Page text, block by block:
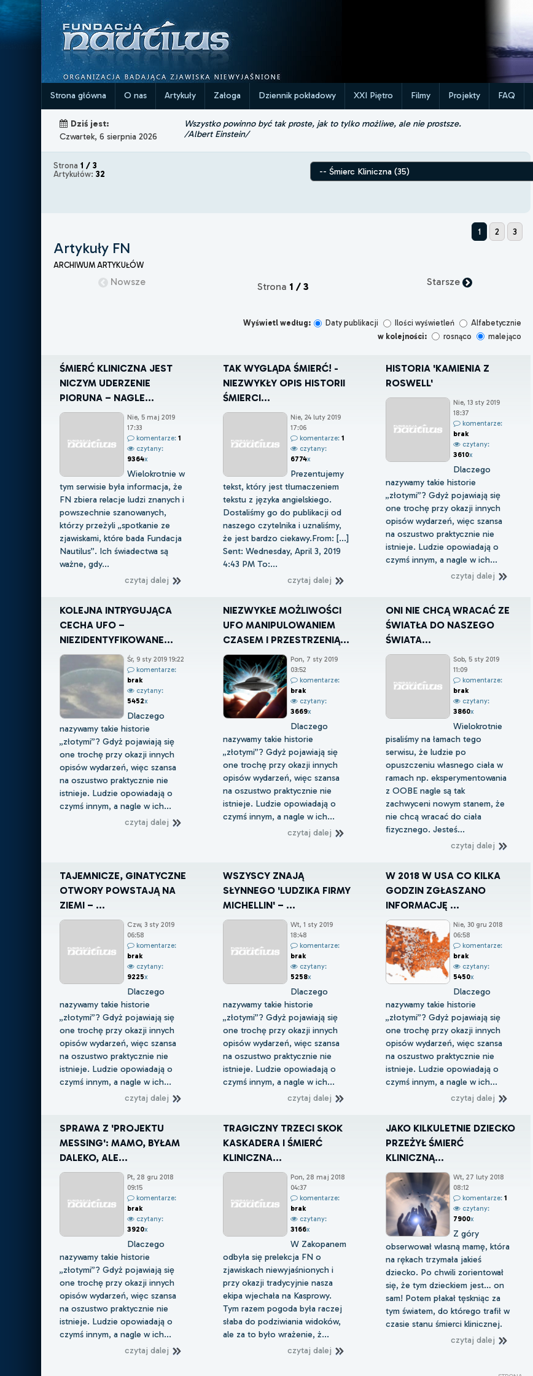
Strona główna O nas Artykuły Załoga Dziennik pokładowy XXI Piętro Filmy Projekty FAQ
Dziś jest:
Czwartek, 6 sierpnia 2026
Wszystko powinno być tak proste, jak to tylko możliwe, ale nie prostsze.
/Albert Einstein/
Strona1 / 3
Artykułów:32
Artykuły FN
ARCHIWUM ARTYKUŁÓW
1 2 3
Nowsze Strona 1 / 3 Starsze
Wyświetl według: Daty publikacji Ilości wyświetleń
Alfabetycznie
w kolejności:
rosnąco malejąco
ŚMIERĆ KLINICZNA JEST
NICZYM UDERZENIE
PIORUNA – NAGLE...
Nie, 5 maj 2019
17:33
komentarze:1
czytany:
9364x
Wielokrotnie w
tym serwisie była informacja, że
FN zbiera relacje ludzi znanych i
powszechnie szanowanych,
którzy przeżyli „spotkanie ze
zjawiskami, które bada Fundacja
Nautilus”. Ich świadectwa są
ważne, gdy...
czytaj dalej
TAK WYGLĄDA ŚMIERĆ! -
NIEZWYKŁY OPIS HISTORII
ŚMIERCI...
Nie, 24 luty 2019
17:06
komentarze: 1
czytany:
6774x
Prezentujemy
tekst, który jest tłumaczeniem
tekstu z języka angielskiego.
Dostaliśmy go do publikacji od
naszego czytelnika i uznaliśmy,
że jest bardzo ciekawy.From: [...]
Sent: Wednesday, April 3, 2019
4:43 PM To:...
czytaj dalej
HISTORIA 'KAMIENIA Z
ROSWELL'
Nie, 13 sty 2019
18:37
komentarze:
brak
czytany:
3610x
Dlaczego
nazywamy takie historie
„złotymi”? Gdyż pojawiają się
one trochę przy okazji innych
opisów wydarzeń, więc szansa
na oszustwo praktycznie nie
istnieje. Ludzie opowiadają o
czymś innym, a nagle w ich...
czytaj dalej
KOLEJNA INTRYGUJĄCA
CECHA UFO –
NIEZIDENTYFIKOWANE...
Śr, 9 sty 2019 19:22
komentarze:
brak
czytany:
5452x
Dlaczego
nazywamy takie historie
„złotymi”? Gdyż pojawiają się
one trochę przy okazji innych
opisów wydarzeń, więc szansa
na oszustwo praktycznie nie
istnieje. Ludzie opowiadają o
czymś innym, a nagle w ich...
czytaj dalej
NIEZWYKŁE MOŻLIWOŚCI
UFO MANIPULOWANIEM
CZASEM I PRZESTRZENIĄ...
Pon, 7 sty 2019
03:52
komentarze:
brak
czytany:
3669x
Dlaczego
nazywamy takie historie
„złotymi”? Gdyż pojawiają się
one trochę przy okazji innych
opisów wydarzeń, więc szansa
na oszustwo praktycznie nie
istnieje. Ludzie opowiadają o
czymś innym, a nagle w ich...
czytaj dalej
ONI NIE CHCĄ WRACAĆ ZE
ŚWIATŁA DO NASZEGO
ŚWIATA...
Sob, 5 sty 2019
11:09
komentarze:
brak
czytany:
3860x
Wielokrotnie
pisaliśmy na łamach tego
serwisu, że ludzie po
opuszczeniu własnego ciała w
ramach np. eksperymentowania
z OOBE nagle są tak
zachwyceni nowym stanem, że
nie chcą wracać do ciała
fizycznego. Jesteś...
czytaj dalej
TAJEMNICZE, GINATYCZNE
OTWORY POWSTAJĄ NA
ZIEMI – ...
Czw, 3 sty 2019
06:58
komentarze:
brak
czytany:
9225x
Dlaczego
nazywamy takie historie
„złotymi”? Gdyż pojawiają się
one trochę przy okazji innych
opisów wydarzeń, więc szansa
na oszustwo praktycznie nie
istnieje. Ludzie opowiadają o
czymś innym, a nagle w ich...
czytaj dalej
WSZYSCY ZNAJĄ
SŁYNNEGO 'LUDZIKA FIRMY
MICHELLIN' – ...
Wt, 1 sty 2019
18:48
komentarze:
brak
czytany:
5258x
Dlaczego
nazywamy takie historie
„złotymi”? Gdyż pojawiają się
one trochę przy okazji innych
opisów wydarzeń, więc szansa
na oszustwo praktycznie nie
istnieje. Ludzie opowiadają o
czymś innym, a nagle w ich...
czytaj dalej
W 2018 W USA CO KILKA
GODZIN ZGŁASZANO
INFORMACJĘ ...
Nie, 30 gru 2018
06:58
komentarze:
brak
czytany:
5450x
Dlaczego
nazywamy takie historie
„złotymi”? Gdyż pojawiają się
one trochę przy okazji innych
opisów wydarzeń, więc szansa
na oszustwo praktycznie nie
istnieje. Ludzie opowiadają o
czymś innym, a nagle w ich...
czytaj dalej
SPRAWA Z 'PROJEKTU
MESSING': MAMO, BYŁAM
DALEKO, ALE...
Pt, 28 gru 2018
09:15
komentarze:
brak
czytany:
3920x
Dlaczego
nazywamy takie historie
„złotymi”? Gdyż pojawiają się
one trochę przy okazji innych
opisów wydarzeń, więc szansa
na oszustwo praktycznie nie
istnieje. Ludzie opowiadają o
czymś innym, a nagle w ich...
czytaj dalej
TRAGICZNY TRZECI SKOK
KASKADERA I ŚMIERĆ
KLINICZNA...
Pon, 28 maj 2018
04:37
komentarze:
brak
czytany:
3166x
W Zakopanem
odbyła się prelekcja FN o
zjawiskach niewyjaśnionych i
przy okazji tradycyjnie nasza
ekipa wjechała na Kasprowy.
Tym razem pogoda była raczej
słaba do podziwiania widoków,
ale za to było wrażenie, ż...
czytaj dalej
JAKO KILKULETNIE DZIECKO
PRZEŻYŁ ŚMIERĆ
KLINICZNĄ...
Wt, 27 luty 2018
08:12
komentarze:1
czytany:
7900x
Z góry
obserwował własną mamę, która
na rękach trzymała jakieś
dziecko. Po chwili zorientował
się, że tym dzieckiem jest… on
sam! Potem płakał tęskniąc za
tym światem, do którego trafił w
czasie stanu śmierci klinicznej.
czytaj dalej